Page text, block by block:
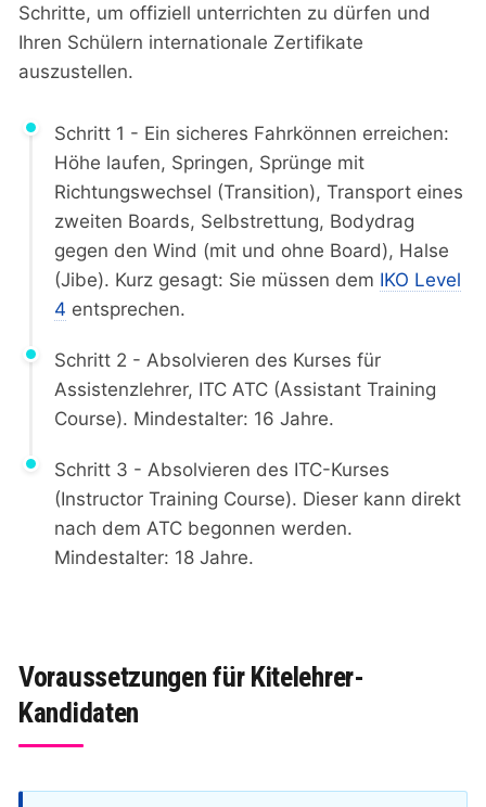
Schritte, um offiziell unterrichten zu dürfen und
Ihren Schülern internationale Zertifikate
auszustellen.
Schritt 1 - Ein sicheres Fahrkönnen erreichen:
Höhe laufen, Springen, Sprünge mit
Richtungswechsel (Transition), Transport eines
zweiten Boards, Selbstrettung, Bodydrag
gegen den Wind (mit und ohne Board), Halse
(Jibe). Kurz gesagt: Sie müssen dem IKO Level
4 entsprechen.
Schritt 2 - Absolvieren des Kurses für
Assistenzlehrer, ITC ATC (Assistant Training
Course). Mindestalter: 16 Jahre.
Schritt 3 - Absolvieren des ITC-Kurses
(Instructor Training Course). Dieser kann direkt
nach dem ATC begonnen werden.
Mindestalter: 18 Jahre.
Voraussetzungen für Kitelehrer-
Kandidaten